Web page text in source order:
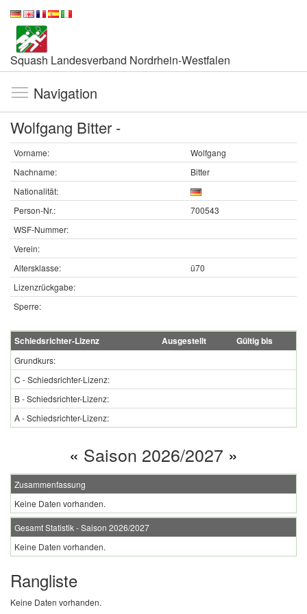
Squash Landesverband Nordrhein-Westfalen
Navigation
Wolfgang Bitter -
Vorname:
Wolfgang
Nachname:
Bitter
Nationalität:
Person-Nr.:
700543
WSF-Nummer:
Verein:
Altersklasse:
ü70
Lizenzrückgabe:
Sperre:
Schiedsrichter-Lizenz Ausgestellt Gültig bis
Grundkurs:
C - Schiedsrichter-Lizenz:
B - Schiedsrichter-Lizenz:
A - Schiedsrichter-Lizenz:
« Saison 2026/2027 »
Zusammenfassung
Keine Daten vorhanden.
Gesamt Statistik - Saison 2026/2027
Keine Daten vorhanden.
Rangliste
Keine Daten vorhanden.